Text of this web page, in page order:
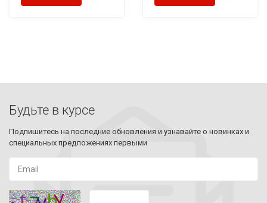
Будьте в курсе
Подпишитесь на последние обновления и узнавайте о новинках и
специальных предложениях первыми